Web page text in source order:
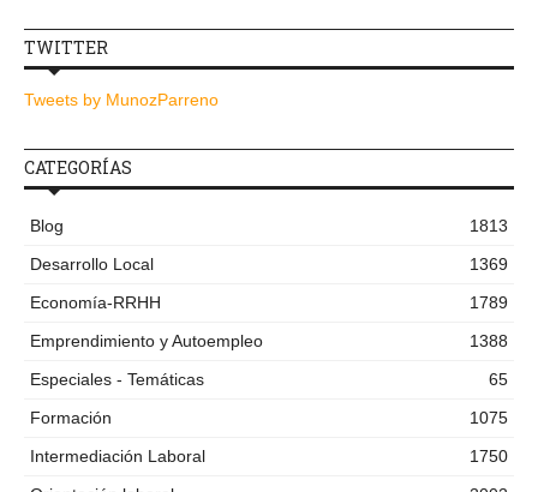
TWITTER
Tweets by MunozParreno
CATEGORÍAS
Blog
1813
Desarrollo Local
1369
Economía-RRHH
1789
Emprendimiento y Autoempleo
1388
Especiales - Temáticas
65
Formación
1075
Intermediación Laboral
1750